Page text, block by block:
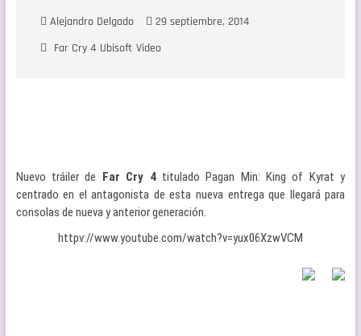
Alejandro Delgado
29 septiembre, 2014
Far Cry 4 Ubisoft Video
Nuevo tráiler de Far Cry 4titulado Pagan Min: King of Kyrat y
centrado en el antagonista de esta nueva entrega que llegará para
consolas de nueva y anterior generación.
httpv://www.youtube.com/watch?v=yux06XzwVCM